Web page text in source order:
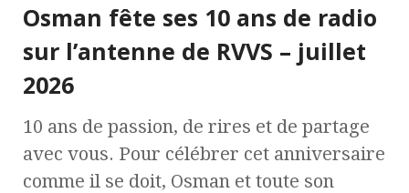
Osman fête ses 10 ans de radio
sur l’antenne de RVVS – juillet
2026
10 ans de passion, de rires et de partage
avec vous. Pour célébrer cet anniversaire
comme il se doit, Osman et toute son